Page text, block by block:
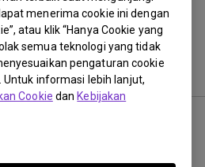
menerima cookie ini dengan
atau klik “Hanya Cookie yang
semua teknologi yang tidak
pengaturan cookie
Untuk informasi lebih lanjut,
Cookiedan Kebijakan